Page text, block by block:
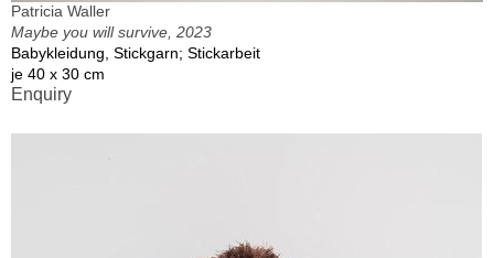
Patricia Waller
Maybe you will survive, 2023
Babykleidung, Stickgarn; Stickarbeit
je 40 x 30 cm
Enquiry